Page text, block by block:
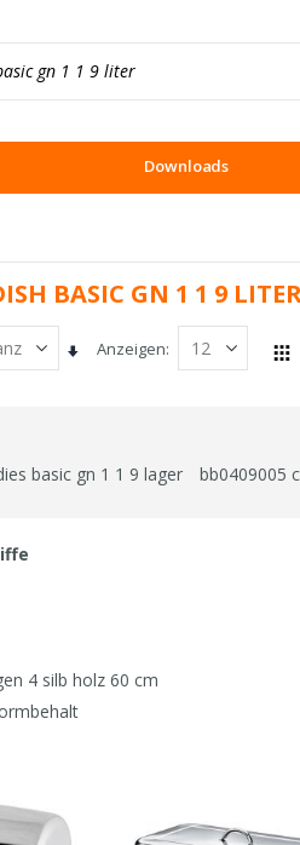
Downloads
BASIC GN 1 1 9
In
aufsteigender
Anzeigen
basic gn 1 1 9 lager
bb0409005
4 silb holz 60 cm